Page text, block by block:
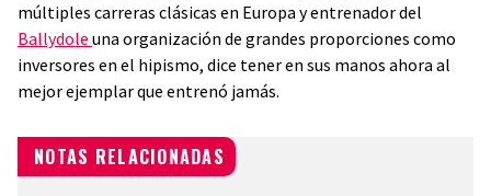
múltiples carreras clásicas en Europa y entrenador del
Ballydole una organización de grandes proporciones como
inversores en el hipismo, dice tener en sus manos ahora al
mejor ejemplar que entrenó jamás.
NOTAS RELACIONADAS